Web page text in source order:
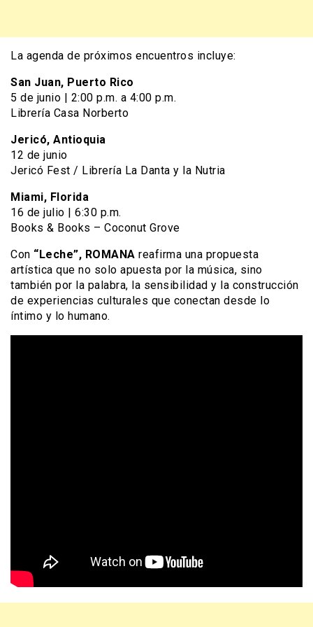
La agenda de próximos encuentros incluye:
San Juan, Puerto Rico
5 de junio | 2:00 p.m. a 4:00 p.m.
Librería Casa Norberto
Jericó, Antioquia
12 de junio
Jericó Fest / Librería La Danta y la Nutria
Miami, Florida
16 de julio | 6:30 p.m.
Books & Books – Coconut Grove
Con “Leche”, ROMANA reafirma una propuesta
artística que no solo apuesta por la música, sino
también por la palabra, la sensibilidad y la construcción
de experiencias culturales que conectan desde lo
íntimo y lo humano.